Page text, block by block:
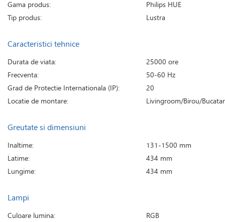
Gama produs:
Philips HUE
Tip produs:
Lustra
Caracteristici tehnice
Durata de viata:
25000 ore
Frecventa:
50-60 Hz
Grad de Protectie Internationala (IP):
20
Locatie de montare:
Livingroom/Birou/
Greutate si dimensiuni
Inaltime:
131-1500 mm
Latime:
434 mm
Lungime:
434 mm
Lampi
Culoare lumina:
RGB